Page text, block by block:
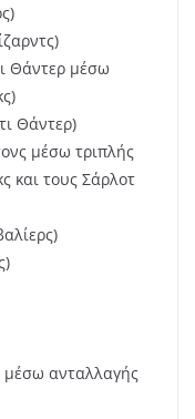
Θάντερ μέσω
Θάντερ)
μέσω τριπλής
και τους Σάρλοτ
μέσω ανταλλαγής